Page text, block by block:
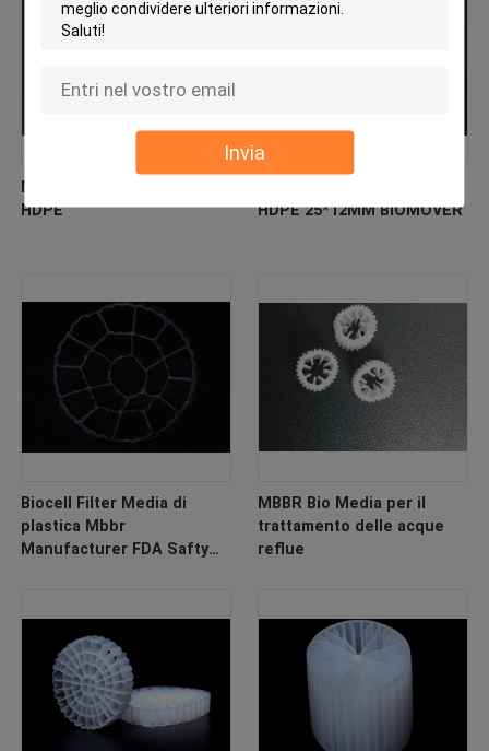
Invia
Medi filtranti a biocelle in
HDPE
HDPE 25*12MM BIOMOVER
Biocell Filter Media di
plastica Mbbr
Manufacturer FDA Safty
MBBR Bio Media per il
trattamento delle acque
reflue